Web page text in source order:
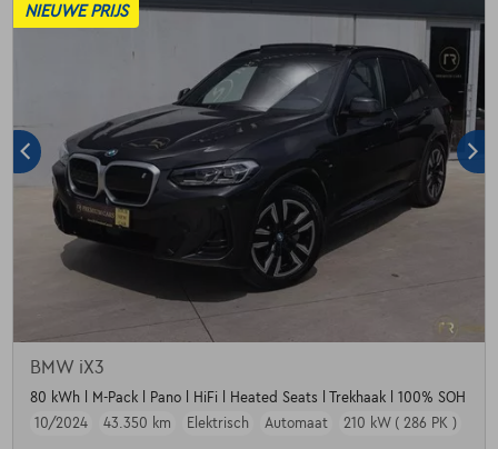
NIEUWE PRIJS
BMW iX3
80 kWh l M-Pack l Pano l HiFi l Heated Seats l Trekhaak l 100% SOH
10/2024
43.350 km Elektrisch Automaat 210 kW ( 286 PK )